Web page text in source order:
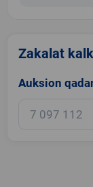
Zakalat
Auksion